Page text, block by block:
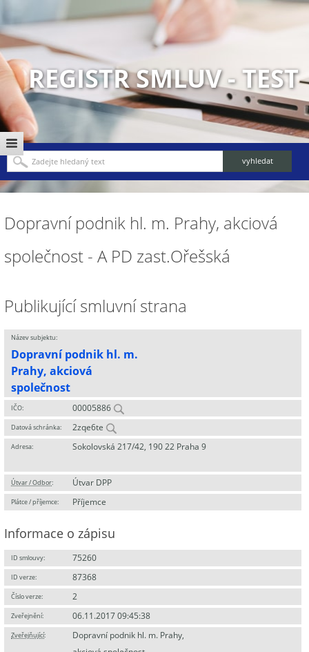
REGISTR SMLUV - TEST
Dopravní podnik hl. m. Prahy, akciová
společnost - A PD zast.Ořešská
Publikující smluvní strana
Název subjektu:
Dopravní podnik hl. m.
Prahy, akciová
společnost
IČO: 00005886
Datová schránka: 2zqe6te
Adresa: Sokolovská 217/42, 190 22 Praha 9
Útvar / Odbor: Útvar DPP
Plátce / příjemce: Příjemce
Informace o zápisu
ID smlouvy: 75260
ID verze: 87368
Číslo verze: 2
Zveřejnění: 06.11.2017 09:45:38
Zveřejňující:
Dopravní podnik hl. m. Prahy,